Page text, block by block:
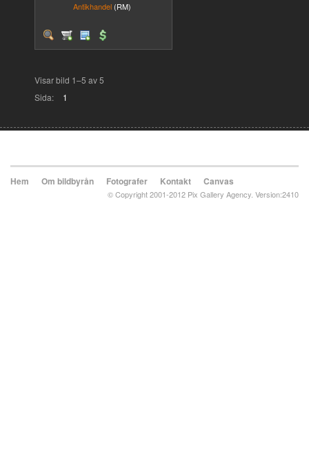
Antikhandel (RM)
Visar bild 1–5 av 5
Sida:
1
Hem Om bildbyrån Fotografer Kontakt Canvas
© Copyright 2001-2012 Pix Gallery Agency. Version:2410